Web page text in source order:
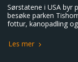
Sørstatene i USA byr
besøke parken
fottur, kanopadling
Les mer